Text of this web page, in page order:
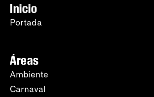
Inicio
Portada
Áreas
Ambiente
Carnaval